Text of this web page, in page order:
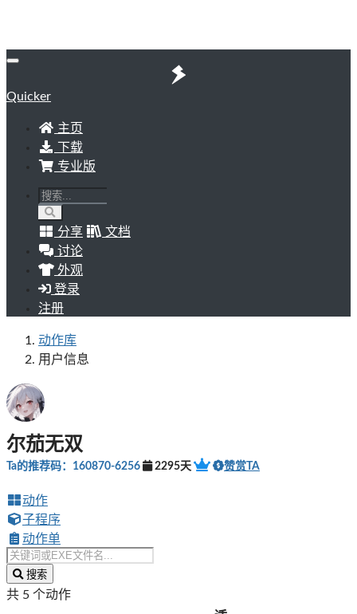
Quicker
主页
下载
专业版
分享
文档
讨论
外观
登录
注册
动作库
用户信息
尔茄无双
Ta的推荐码：160870-6256 2295天 赞赏TA
动作
子程序
动作单
搜索
共 5 个动作